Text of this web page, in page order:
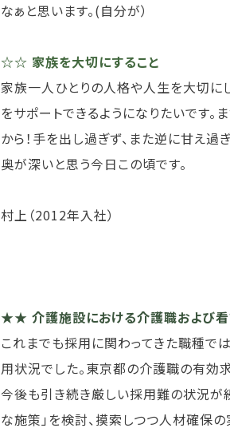
なぁと思います。(自分が）
☆☆ 家族を大切にすること
家族一人ひとりの人格や人生を大切に
をサポートできるようになりたいです
から！手を出し過ぎず、また逆に甘え過
奥が深いと思う今日この頃です。
村上（2012年入社）
★★ 介護施設における介護職および
これまでも採用に関わってきた職種で
用状況でした。東京都の介護職の有効
今後も引き続き厳しい採用難の状況が
な施策」を検討、摸索しつつ人材確保の